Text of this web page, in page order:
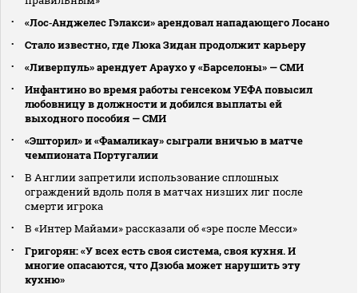
«Лос‑Анджелес Гэлакси» арендовал нападающего Лосано
Стало известно, где Люка Зидан продолжит карьеру
«Ливерпуль» арендует Араухо у «Барселоны» — СМИ
Инфантино во время работы генсеком УЕФА повысил
любовницу в должности и добился выплаты ей
выходного пособия — СМИ
«Эшторил» и «Фамаликау» сыграли вничью в матче
чемпионата Португалии
В Англии запретили использование сплошных
ограждений вдоль поля в матчах низших лиг после
смерти игрока
В «Интер Майами» рассказали об «эре после Месси»
Григорян: «У всех есть своя система, своя кухня. И
многие опасаются, что Дзюба может нарушить эту
кухню»